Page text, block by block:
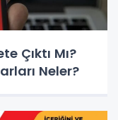
Çıktı Mı?
Neler?